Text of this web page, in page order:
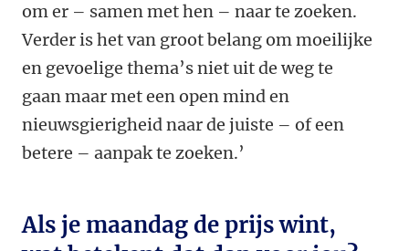
om er – samen met hen – naar te zoeken.
Verder is het van groot belang om moeilijke
en gevoelige thema’s niet uit de weg te
gaan maar met een open mind en
nieuwsgierigheid naar de juiste – of een
betere – aanpak te zoeken.’
Als je maandag de prijs wint,